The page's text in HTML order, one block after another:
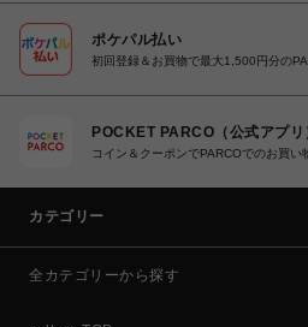
ポケパル払い
初回登録＆お買物で最大1,500円分の
POCKET PARCO（公式アプリ
コイン＆クーポンでPARCOでのお買い
カテゴリー
全カテゴリーから探す